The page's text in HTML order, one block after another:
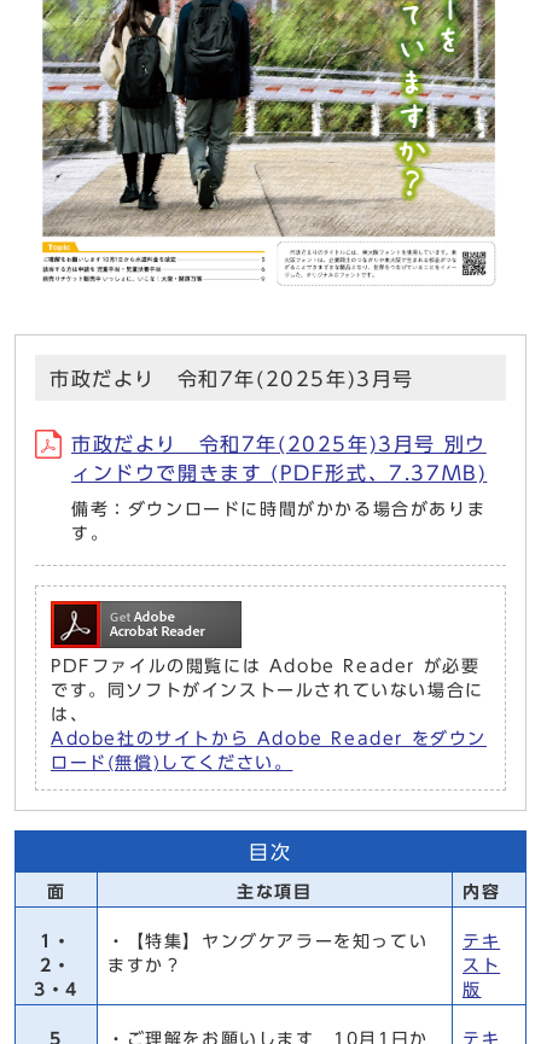
市政だより 令和7年(2025年)3月号
市政だより 令和7年(2025年)3月号 別ウ
ィンドウで開きます (PDF形式、7.37MB)
備考：ダウンロードに時間がかかる場合がありま
す。
PDFファイルの閲覧には Adobe Reader が必要
です。同ソフトがインストールされていない場合に
は、
Adobe社のサイトから Adobe Reader をダウン
ロード(無償)してください。
目次
面 主な項目 内容
1・
2・
3・4
・【特集】ヤングケアラーを知ってい
ますか？
テキ
スト
版
5
・ご理解をお願いします 10月1日か
テキ